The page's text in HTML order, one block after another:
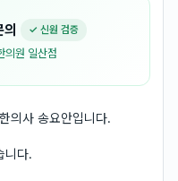
✓ 신원 검증
의원 일산점
의사 송요안입니다.
니다.